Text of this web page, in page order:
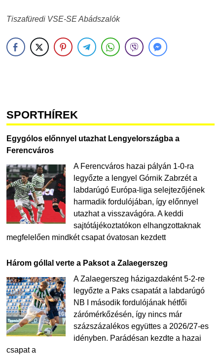
Tiszafüredi VSE-SE Abádszalók
SPORTHÍREK
Egygólos előnnyel utazhat Lengyelországba a
Ferencváros
A Ferencváros hazai pályán 1-0-ra
legyőzte a lengyel Górnik Zabrzét a
labdarúgó Európa-liga selejtezőjének
harmadik fordulójában, így előnnyel
utazhat a visszavágóra. A keddi
sajtótájékoztatókon elhangzottaknak
megfelelően mindkét csapat óvatosan kezdett
Három góllal verte a Paksot a Zalaegerszeg
A Zalaegerszeg házigazdaként 5-2-re
legyőzte a Paks csapatát a labdarúgó
NB I második fordulójának hétfői
zárómérkőzésén, így nincs már
százszázalékos együttes a 2026/27-es
idényben. Parádésan kezdte a hazai
csapat a